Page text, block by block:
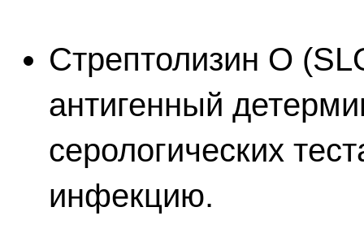
Стрептолизин О
антигенный
серологических
инфекцию.